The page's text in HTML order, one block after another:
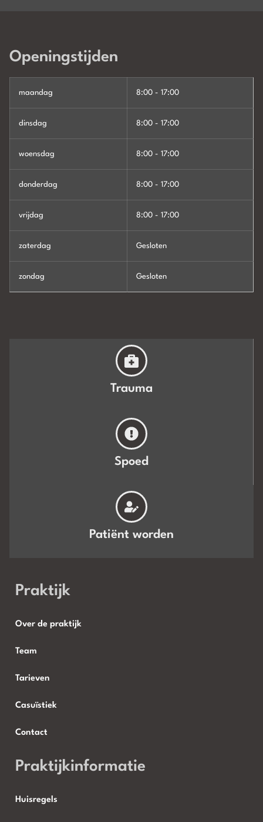
Openingstijden
maandag 8:00 - 17:00
dinsdag 8:00 - 17:00
woensdag 8:00 - 17:00
donderdag 8:00 - 17:00
vrijdag 8:00 - 17:00
zaterdag Gesloten
zondag Gesloten
Trauma
Spoed
Patiënt worden
Praktijk
Over de praktijk
Team
Tarieven
Casuïstiek
Contact
Praktijkinformatie
Huisregels